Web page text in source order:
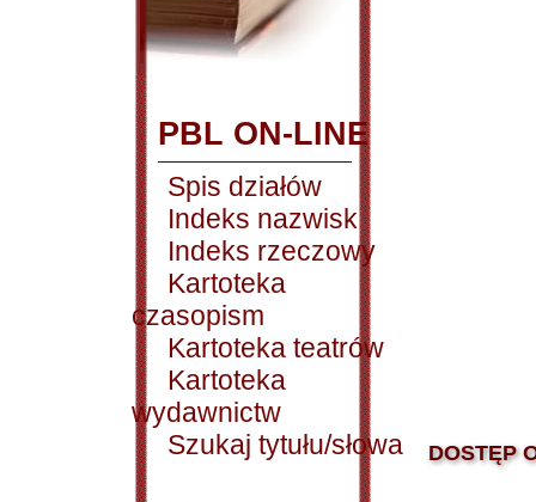
PBL ON-LINE
Spis działów
Indeks nazwisk
Indeks rzeczowy
Kartoteka
czasopism
Kartoteka teatrów
Kartoteka
wydawnictw
Szukaj tytułu/słowa
DOSTĘP